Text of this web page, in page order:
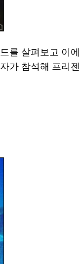
를 살펴보고 이
가 참석해 프리